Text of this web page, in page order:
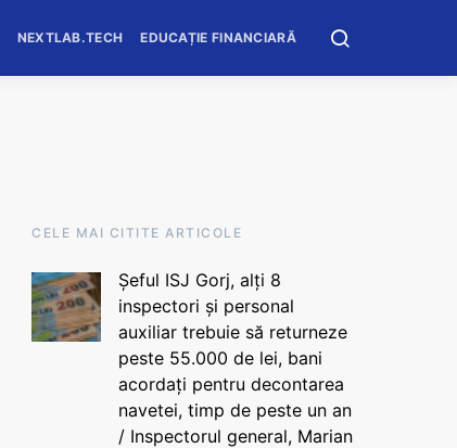
NEXTLAB.TECH EDUCAȚIE FINANCIARĂ
CELE MAI CITITE ARTICOLE
Șeful ISJ Gorj, alți 8
inspectori și personal
auxiliar trebuie să returneze
peste 55.000 de lei, bani
acordați pentru decontarea
navetei, timp de peste un an
/ Inspectorul general, Marian